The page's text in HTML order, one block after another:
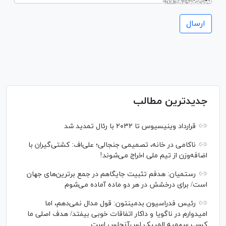
جدیدترین مطالب
قرارداد وینیسیوس تا ۲۰۳۲ با رئال‌ تمدید شد
ناکامی در خانه، تصمیمی جنجالی؛ علی‌اف: کشتی‌گیران با
اضافه‌وزن از تیم ملی اخراج می‌شوند!
رستمیان: هدفم تثبیت جایگاهم در جمع برترین‌های جهان
است/ برای درخشش در هر دو ماده آماده می‌شوم
رئیس فدراسیون بدمینتون: قول مدال نمی‌دهم، اما
امیدوارم در ناگویا و داکار اتفاقات خوبی بیفتد/ هدف اصلی ما